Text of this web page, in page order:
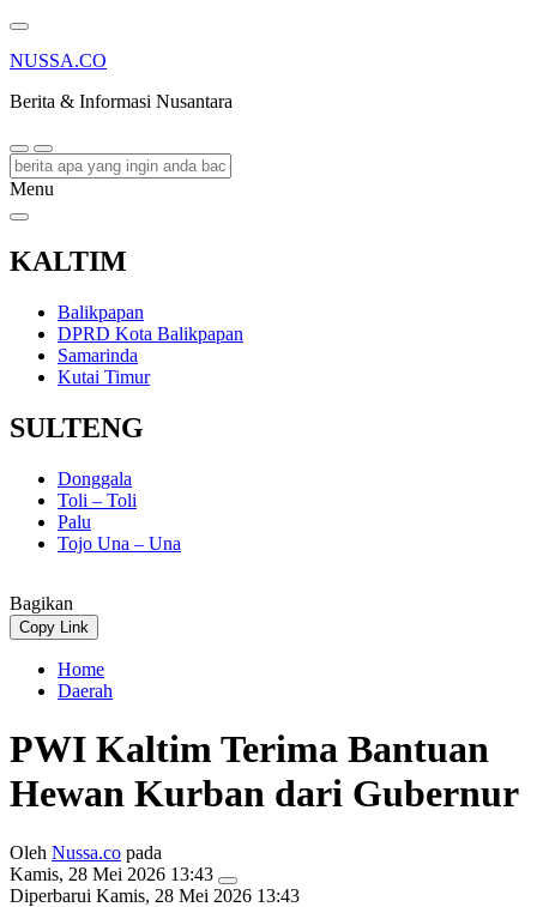
NUSSA.CO
Berita & Informasi Nusantara
Menu
KALTIM
Balikpapan
DPRD Kota Balikpapan
Samarinda
Kutai Timur
SULTENG
Donggala
Toli – Toli
Palu
Tojo Una – Una
Bagikan
Copy Link
Home
Daerah
PWI Kaltim Terima Bantuan
Hewan Kurban dari Gubernur
Oleh Nussa.co pada
Kamis, 28 Mei 2026 13:43
Diperbarui Kamis, 28 Mei 2026 13:43